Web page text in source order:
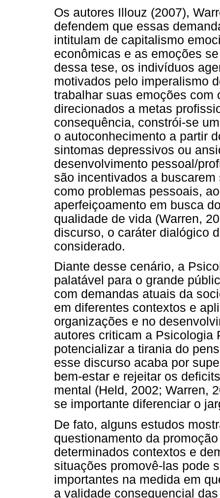
Os autores Illouz (2007),
defendem que essas
intitulam de capitalismo
econômicas e as emoções
dessa tese, os indivíduos
motivados pelo imperalismo
trabalhar suas emoções com
direcionados a metas
consequência, constrói-se
o autoconhecimento a partir
sintomas depressivos ou
desenvolvimento pessoal/
são incentivados a
como problemas pessoais,
aperfeiçoamento em busca
qualidade de vida (Warren,
discurso, o caráter dialógico
considerado.
Diante desse cenário, a
palatável para o grande
com demandas atuais da
em diferentes contextos e
organizações e no
autores criticam a Psicologia
potencializar a tirania do
esse discurso acaba por
bem-estar e rejeitar os
mental (Held, 2002; Warren,
se importante diferenciar o
De fato, alguns estudos
questionamento da
determinados contextos e
situações promovê-las pode
importantes na medida em
a validade consequencial